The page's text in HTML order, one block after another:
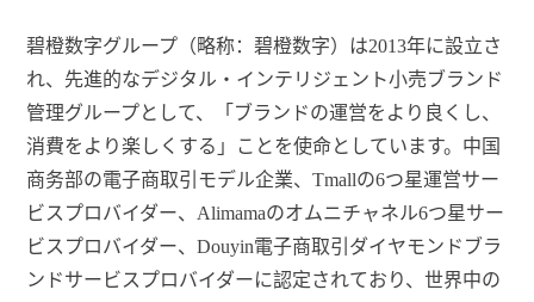
碧橙数字グループ（略称：碧橙数字）は2013年に設立さ
れ、先進的なデジタル・インテリジェント小売ブランド
管理グループとして、「ブランドの運営をより良くし、
消費をより楽しくする」ことを使命としています。中国
商务部の電子商取引モデル企業、Tmallの6つ星運営サー
ビスプロバイダー、Alimamaのオムニチャネル6つ星サー
ビスプロバイダー、Douyin電子商取引ダイヤモンドブラ
ンドサービスプロバイダーに認定されており、世界中の